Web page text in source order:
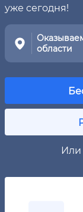
уже сегодня!
области
Или